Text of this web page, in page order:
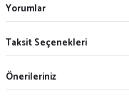
Yorumlar
Taksit Seçenekleri
Önerileriniz